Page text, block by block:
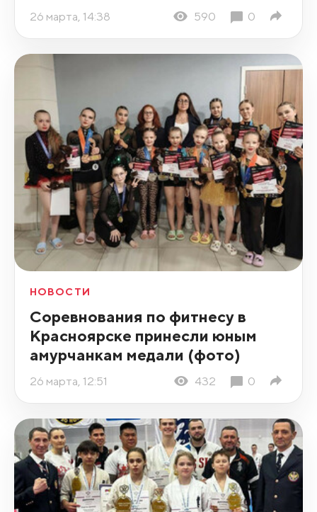
26 марта, 14:38 590 0
НОВОСТИ
Соревнования по фитнесу в
Красноярске принесли юным
амурчанкам медали (фото)
26 марта, 12:51 432 0